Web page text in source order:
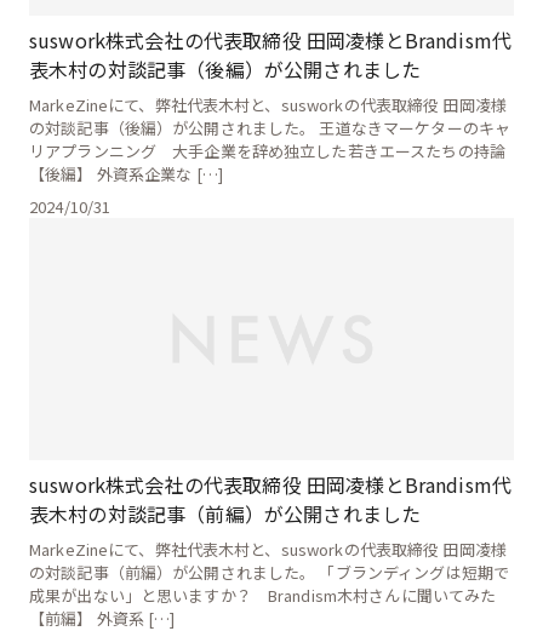
suswork株式会社の代表取締役 田岡凌様とBrandism代
表木村の対談記事（後編）が公開されました
MarkeZineにて、弊社代表木村と、susworkの代表取締役 田岡凌様
の対談記事（後編）が公開されました。 王道なきマーケターのキャ
リアプランニング 大手企業を辞め独立した若きエースたちの持論
【後編】 外資系企業な […]
2024/10/31
suswork株式会社の代表取締役 田岡凌様とBrandism代
表木村の対談記事（前編）が公開されました
MarkeZineにて、弊社代表木村と、susworkの代表取締役 田岡凌様
の対談記事（前編）が公開されました。 「ブランディングは短期で
成果が出ない」と思いますか？ Brandism木村さんに聞いてみた
【前編】 外資系 […]